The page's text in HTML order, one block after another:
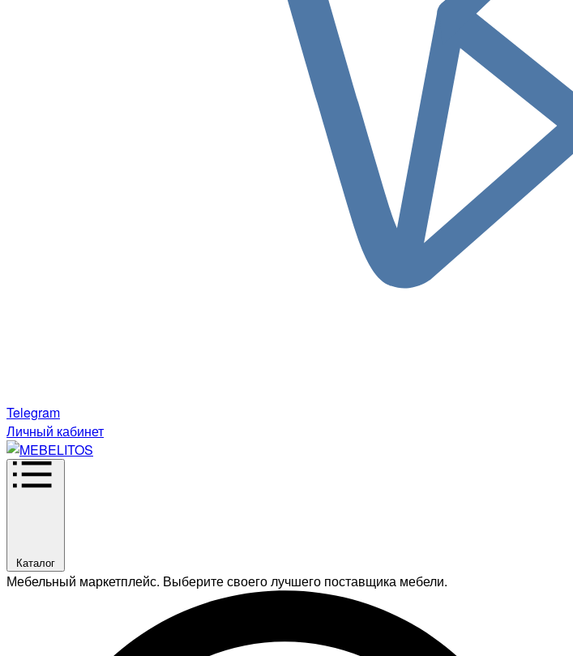
Telegram
Личный кабинет
Каталог
Мебельный маркетплейс. Выберите своего лучшего поставщика мебели.